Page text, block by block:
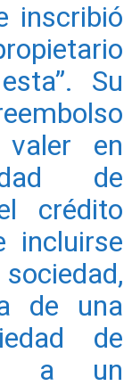
inscribió
Su
en
de
crédito
incluirse
de una
de
a un